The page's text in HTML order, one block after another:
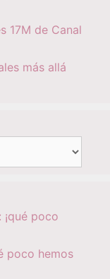
17M de Canal
más allá
poco
poco hemos